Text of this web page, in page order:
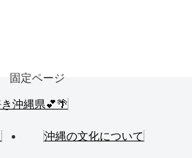
固定ページ
沖縄県💕🌴
沖縄の文化について